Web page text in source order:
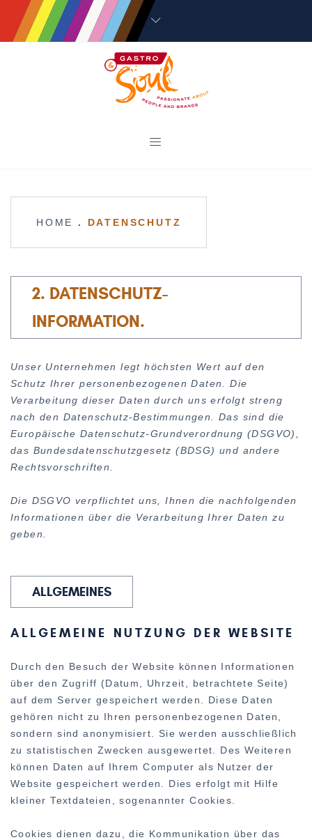
HOME DATENSCHUTZ
2. DATENSCHUTZ-
INFORMATION
Unser Unternehmen legt höchsten Wert auf den
Schutz Ihrer personenbezogenen Daten. Die
Verarbeitung dieser Daten durch uns erfolgt streng
nach den Datenschutz-Bestimmungen. Das sind die
Europäische Datenschutz-Grundverordnung (DSGVO),
das Bundesdatenschutzgesetz (BDSG) und andere
Rechtsvorschriften.
Die DSGVO verpflichtet uns, Ihnen die nachfolgenden
Informationen über die Verarbeitung Ihrer Daten zu
geben.
ALLGEMEINES
ALLGEMEINE NUTZUNG DER WEBSITE
Durch den Besuch der Website können Informationen
über den Zugriff (Datum, Uhrzeit, betrachtete Seite)
auf dem Server gespeichert werden. Diese Daten
gehören nicht zu Ihren personenbezogenen Daten,
sondern sind anonymisiert. Sie werden ausschließlich
zu statistischen Zwecken ausgewertet. Des Weiteren
können Daten auf Ihrem Computer als Nutzer der
Website gespeichert werden. Dies erfolgt mit Hilfe
kleiner Textdateien, sogenannter Cookies.
Cookies dienen dazu, die Kommunikation über das